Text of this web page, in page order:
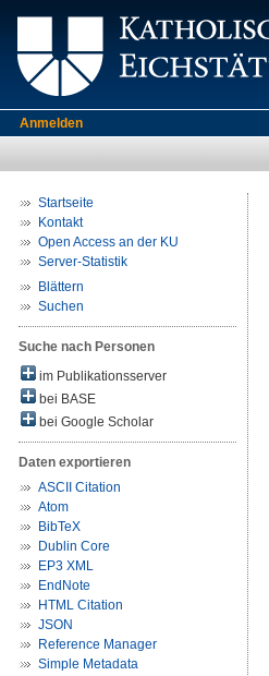
Anmelden
Startseite
Kontakt
Open Access an der KU
Server-Statistik
Blättern
Suchen
Suche nach Personen
im Publikationsserver
bei BASE
bei Google Scholar
Daten exportieren
ASCII Citation
Atom
BibTeX
Dublin Core
EP3 XML
EndNote
HTML Citation
JSON
Reference Manager
Simple Metadata